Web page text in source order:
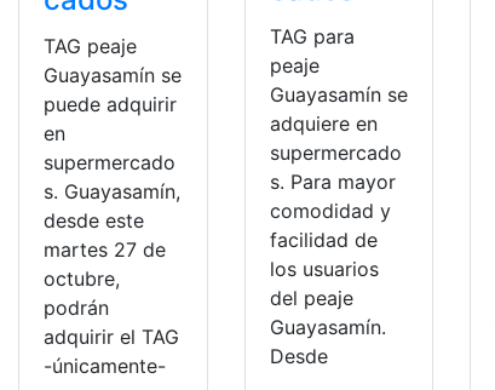
TAG peaje
Guayasamín se
puede adquirir
en
supermercado
s. Guayasamín,
desde este
martes 27 de
octubre,
podrán
adquirir el TAG
-únicamente-
TAG para
peaje
Guayasamín se
adquiere en
supermercado
s. Para mayor
comodidad y
facilidad de
los usuarios
del peaje
Guayasamín.
Desde